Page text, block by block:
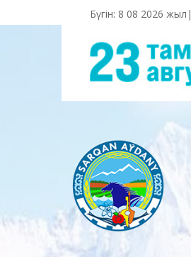
Бүгін: 8 08 2026 жыл|